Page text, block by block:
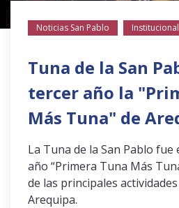
Noticias San Pablo Institucional
Tuna de la San
tercer año la
Más Tuna" de
La Tuna de la San Pablo
año “Primera Tuna Más
de las principales
Arequipa.